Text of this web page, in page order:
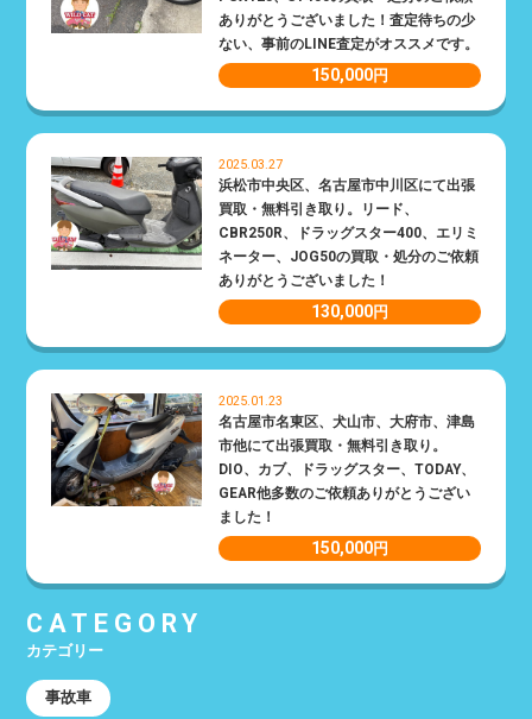
ありがとうございました！査定待ちの少
ない、事前のLINE査定がオススメです。
150,000円
2025.03.27
浜松市中央区、名古屋市中川区にて出張
買取・無料引き取り。リード、
CBR250R、ドラッグスター400、エリミ
ネーター、JOG50の買取・処分のご依頼
ありがとうございました！
130,000円
2025.01.23
名古屋市名東区、犬山市、大府市、津島
市他にて出張買取・無料引き取り。
DIO、カブ、ドラッグスター、TODAY、
GEAR他多数のご依頼ありがとうござい
ました！
150,000円
CATEGORY
カテゴリー
事故車